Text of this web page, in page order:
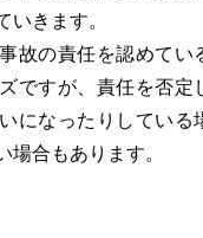
いきます。
故の責任を認めてい
ですが、責任を否定
になったりしている
場合もあります。